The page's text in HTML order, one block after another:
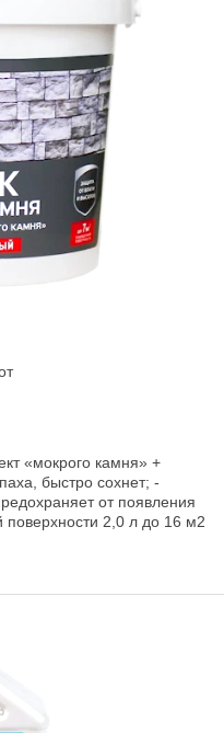
«мокрого камня» +
быстро сохнет; -
от появления
2,0 л до 16 м2